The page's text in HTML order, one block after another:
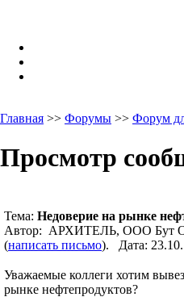
Главная >> Форумы >> Форум
Просмотр
Тема: Недоверие на рынке
Автор: АРХИТЕЛЬ, ООО Бут
(написать письмо). Дата:
Уважаемые коллеги хотим
рынке нефтепродуктов?